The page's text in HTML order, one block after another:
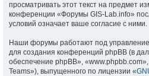
просматривать этот текст на предмет
конференции «Форумы GIS-Lab.info»
условий означает ваше согласие с ними.
Наши форумы работают под
для создания конференций phpBB (в
обеспечение phpBB»,
Teams»), выпущенного по лицензии «